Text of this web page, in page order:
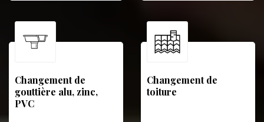
Changement de
gouttière alu, zinc,
PVC
Changement de
toiture